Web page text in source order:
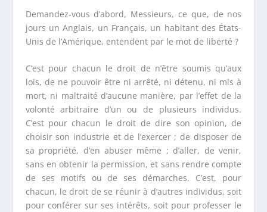
Demandez-vous d’abord, Messieurs, ce que, de nos
jours un Anglais, un Français, un habitant des États-
Unis de l’Amérique, entendent par le mot de liberté ?
C’est pour chacun le droit de n’être soumis qu’aux
lois, de ne pouvoir être ni arrêté, ni détenu, ni mis à
mort, ni maltraité d’aucune manière, par l’effet de la
volonté arbitraire d’un ou de plusieurs individus.
C’est pour chacun le droit de dire son opinion, de
choisir son industrie et de l’exercer ; de disposer de
sa propriété, d’en abuser même ; d’aller, de venir,
sans en obtenir la permission, et sans rendre compte
de ses motifs ou de ses démarches. C’est, pour
chacun, le droit de se réunir à d’autres individus, soit
pour conférer sur ses intérêts, soit pour professer le